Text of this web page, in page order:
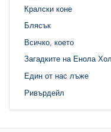
Кралски коне
Блясък
Всичко, което
Загадките на Енола
Един от нас лъже
Ривърдейл